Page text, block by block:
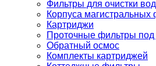
Фильтры для очистки
Корпуса магистральных
Картриджи
Проточные фильтры под
Обратный осмос
Комплекты картриджей